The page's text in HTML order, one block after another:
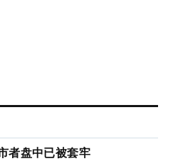
者盘中已被套牢